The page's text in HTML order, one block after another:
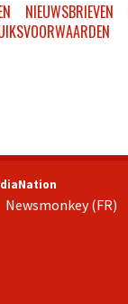
NIEUWSBRIEVEN
Newsmonkey (FR)